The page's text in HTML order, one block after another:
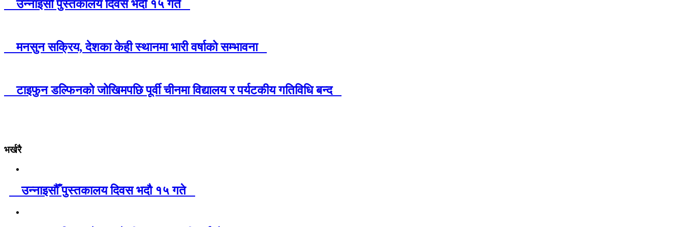
उन्नाइसौँ पुस्तकालय दिवस भदौ १५ गते
मनसुन सक्रिय, देशका केही स्थानमा भारी वर्षाको सम्भावना
टाइफुन डल्फिनको जोखिमपछि पूर्वी चीनमा विद्यालय र पर्यटकीय गतिविधि बन्द
भर्खरै
उन्नाइसौँ पुस्तकालय दिवस भदौ १५ गते